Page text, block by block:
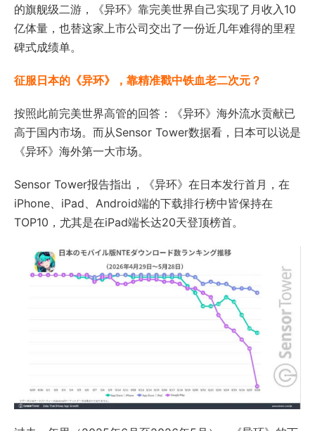
的旗舰级二游，《异环》靠完美世界自己实现了月收入10
亿体量，也替这家上市公司交出了一份近几年难得的里程
碑式成绩单。
征服日本的《异环》，靠精准戳中铁血老二次元？
按照此前完美世界高管的回答：《异环》海外流水贡献已
高于国内市场。而从Sensor Tower数据看，日本可以说是
《异环》海外第一大市场。
Sensor Tower报告指出，《异环》在日本发行首月，在
iPhone、iPad、Android端的下载排行榜中皆保持在
TOP10，尤其是在iPad端长达20天登顶榜首。